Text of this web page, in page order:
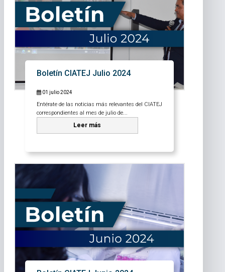
Boletín CIATEJ Julio 2024
01 julio 2024
Entérate de las noticias más relevantes del CIATEJ
correspondientes al mes de julio de...
Leer más